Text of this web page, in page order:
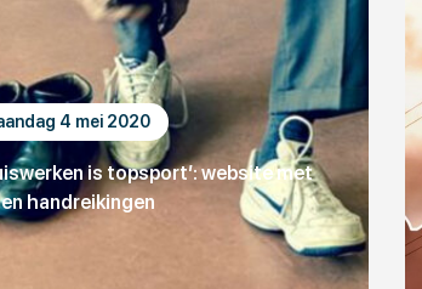
4 mei 2020
is topsport’: website met
handreikingen